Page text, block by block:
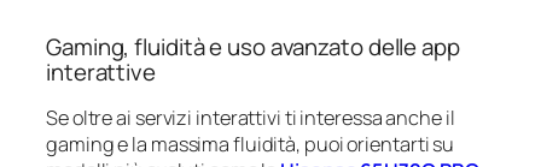
Gaming, fluidità e uso avanzato delle app
interattive
Se oltre ai servizi interattivi ti interessa anche il
gaming e la massima fluidità, puoi orientarti su